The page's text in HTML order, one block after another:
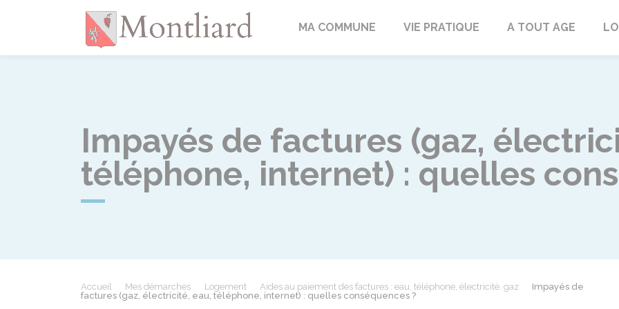
MontliardMA COMMUNE VIE PRATIQUE A TOUT AGE
Impayés de factures (gaz,
téléphone, internet) : quelles
Accueil Mes démarches Logement Aides au paiement des factures : eau, téléphone, électricité, gaz
Impayés de
factures (gaz, électricité, eau, téléphone, internet) : quelles conséquences ?